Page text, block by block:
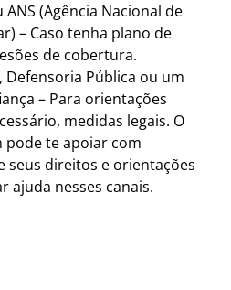
ANS (Agência Nacional de
– Caso tenha plano de
de cobertura.
Pública ou um
– Para orientações
medidas legais. O
pode te apoiar com
seus direitos e orientações
ajuda nesses canais.